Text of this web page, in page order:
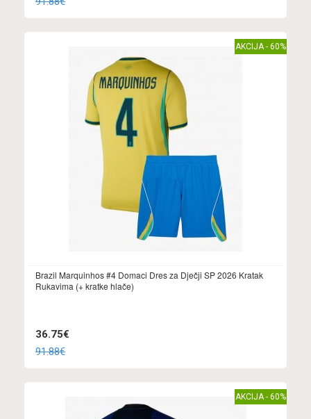
AKCIJA - 60%
Brazil Marquinhos #4 Domaci Dres za Dječji SP 2026 Kratak
Rukavima (+ kratke hlače)
36.75€
91.88€
AKCIJA - 60%